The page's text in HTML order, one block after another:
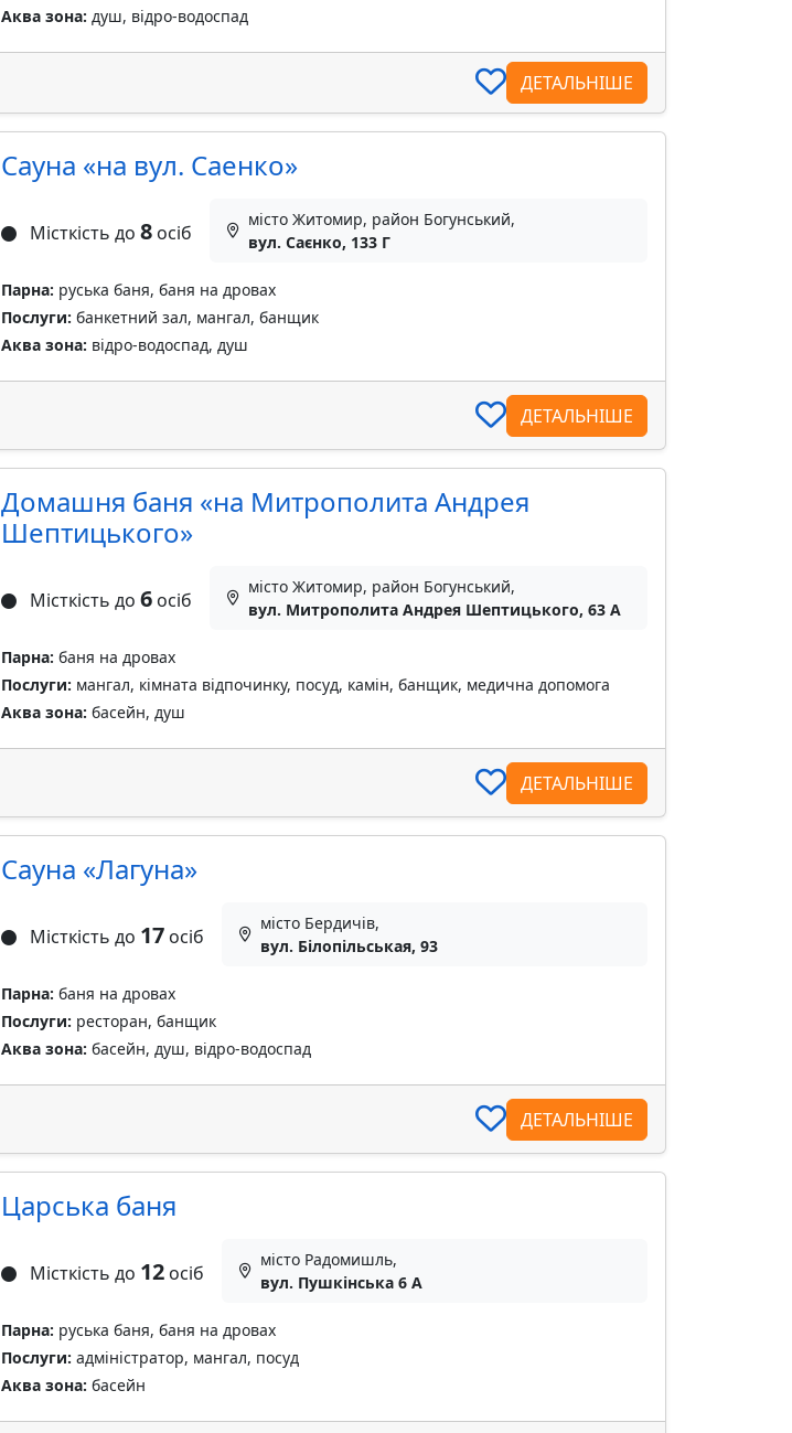
Аква зона: душ, відро-водоспад
ДЕТАЛЬНІШЕ
Сауна «на вул. Саенко»
Місткість до 8осіб
місто Житомир, район Богунський,
вул. Саєнко, 133 Г
Парна: руська баня, баня на дровах
Послуги: банкетний зал, мангал, банщик
Аква зона: відро-водоспад, душ
ДЕТАЛЬНІШЕ
Домашня баня «на Митрополита Андрея
Шептицького»
Місткість до 6осіб
місто Житомир, район Богунський,
вул. Митрополита Андрея Шептицького, 63 А
Парна: баня на дровах
Послуги: мангал, кімната відпочинку, посуд, камін, банщик, медична допомога
Аква зона: басейн, душ
ДЕТАЛЬНІШЕ
Сауна «Лагуна»
Місткість до 17осіб
місто Бердичів,
вул. Білопільськая, 93
Парна: баня на дровах
Послуги: ресторан, банщик
Аква зона: басейн, душ, відро-водоспад
ДЕТАЛЬНІШЕ
Царська баня
Місткість до 12осіб
місто Радомишль,
вул. Пушкінська 6 А
Парна: руська баня, баня на дровах
Послуги: адміністратор, мангал, посуд
Аква зона: басейн